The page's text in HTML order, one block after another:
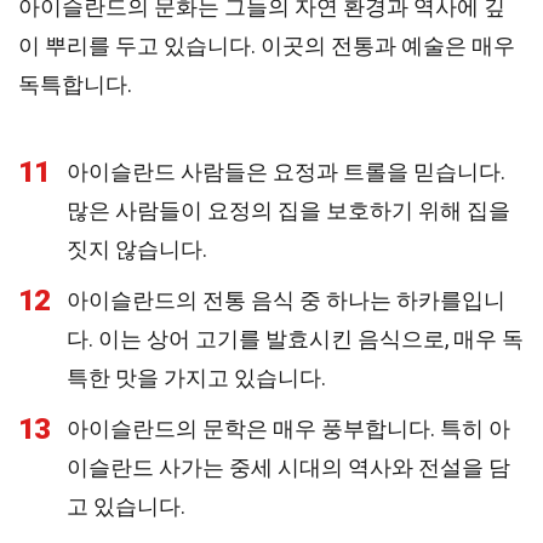
아이슬란드의 문화는 그들의 자연 환경과 역사에 깊
이 뿌리를 두고 있습니다. 이곳의 전통과 예술은 매우
독특합니다.
11
아이슬란드 사람들은 요정과 트롤을 믿습니다.
많은 사람들이 요정의 집을 보호하기 위해 집을
짓지 않습니다.
12
아이슬란드의 전통 음식 중 하나는 하카를입니
다. 이는 상어 고기를 발효시킨 음식으로, 매우 독
특한 맛을 가지고 있습니다.
13
아이슬란드의 문학은 매우 풍부합니다. 특히 아
이슬란드 사가는 중세 시대의 역사와 전설을 담
고 있습니다.